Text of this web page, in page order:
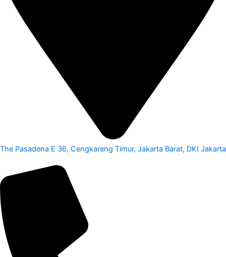
The Pasadena E 36, Cengkareng Timur, Jakarta Barat, DKI Jakarta